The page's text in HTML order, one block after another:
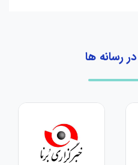
رسانه ها